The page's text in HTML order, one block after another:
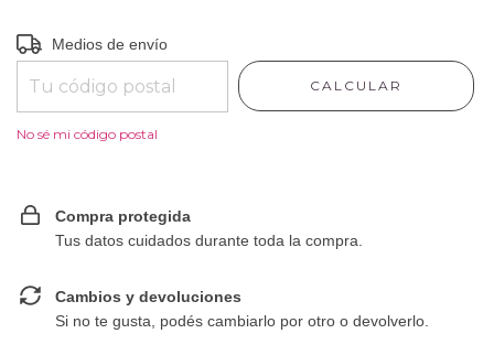
Entregas para el CP:
Medios de envío
CALCULAR
No sé mi código postal
Compra protegida
Tus datos cuidados durante toda la compra.
Cambios y devoluciones
Si no te gusta, podés cambiarlo por otro o devolverlo.